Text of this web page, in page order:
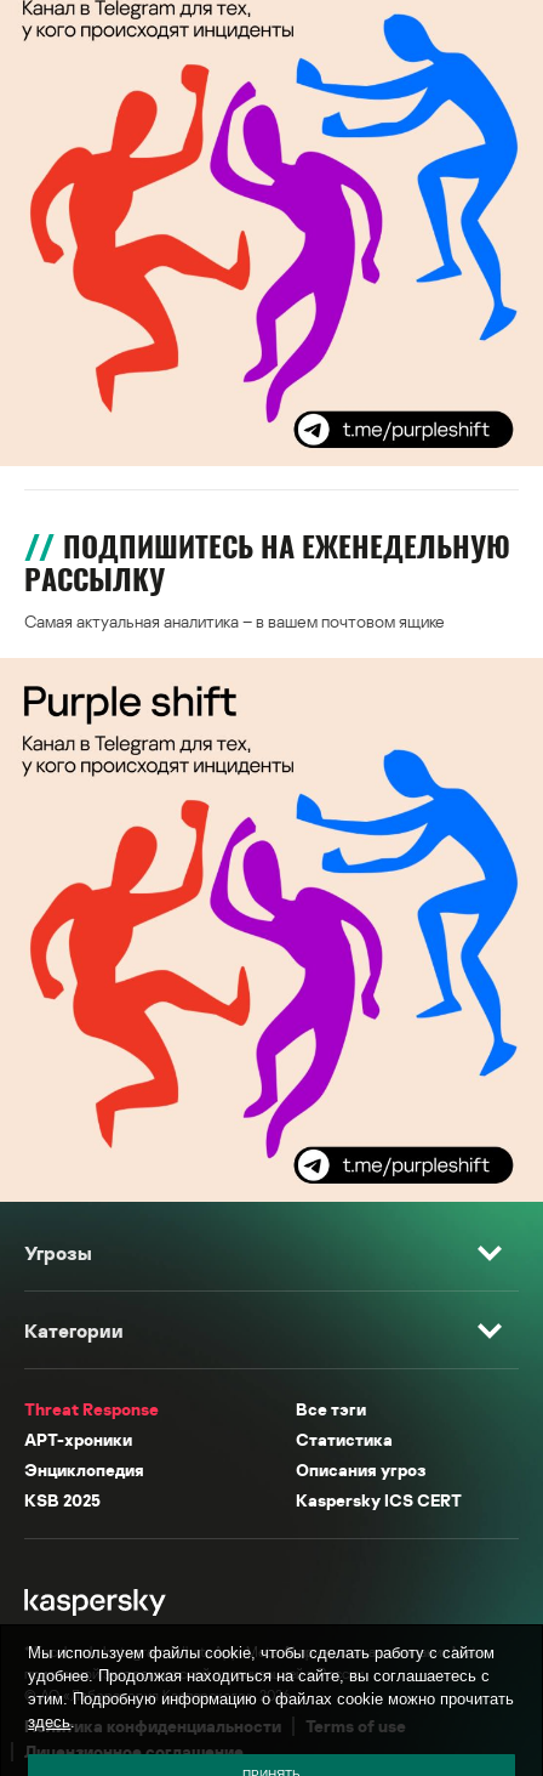
ПОДПИШИТЕСЬ НА ЕЖЕНЕДЕЛЬНУЮ
РАССЫЛКУ
Самая актуальная аналитика – в вашем почтовом ящике
Угрозы
Категории
Threat Response
Все тэги
APT-хроники
Статистика
Энциклопедия
Описания угроз
KSB 2025
Kaspersky ICS CERT
* Facebook, Instagram, WhatsApp, Meta AI принадлежат компании Meta,
признанной экстремистской организацией в России.
© АО «Лаборатория Касперского», 2026.
Политика конфиденциальности
Terms of use
Лицензионное соглашение
Мы используем файлы cookie, чтобы сделать работу с сайтом
удобнее. Продолжая находиться на сайте, вы соглашаетесь с
этим. Подробную информацию о файлах cookie можно прочитать
здесь.